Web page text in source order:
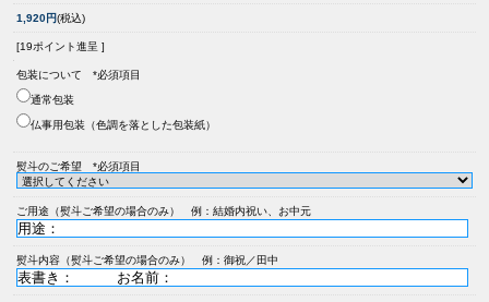
1,920円(税込)
[19ポイント進呈 ]
包装について *必須項目
通常包装
仏事用包装（色調を落とした包装紙）
熨斗のご希望 *必須項目
ご用途（熨斗ご希望の場合のみ） 例：結婚内祝い、お中元
熨斗内容（熨斗ご希望の場合のみ） 例：御祝／田中